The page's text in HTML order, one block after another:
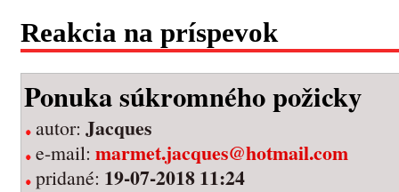
Reakcia na príspevok
Ponuka súkromného požicky
autor: Jacques
e-mail: marmet.jacques@hotmail.com
pridané: 19-07-2018 11:24